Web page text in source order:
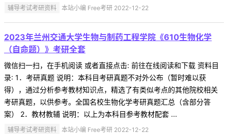
辅导考试考研资料 本站小编 Free考研 2022-12-22
2023年兰州交通大学生物与制药工程学院《610生物化学
（自命题）》考研全套
微信扫一扫，在手机阅读 或者直接点击: 前往在线阅读和下载 资料目
录: 1．考研真题 说明：本科目考研真题不对外公布（暂时难以获
得），通过分析参考教材知识点，精选了有类似考点的其他院校相关
考研真题，以供参考。全国名校生物化学考研真题汇总（含部分答
案） 2．教材教辅 说明：以上为本科目参考教材配套 ...
辅导考试考研资料 本站小编 Free考研 2022-12-22